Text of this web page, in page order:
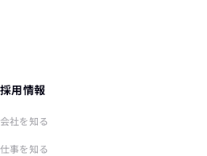
採用情報
会社を知る
仕事を知る